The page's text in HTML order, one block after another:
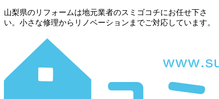
山梨県のリフォームは地元業者のスミゴコチにお任せ下さ
い。小さな修理からリノベーションまでご対応しています。